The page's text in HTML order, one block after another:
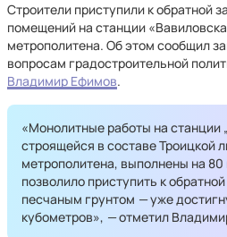
Строители приступили к обратной
помещений на станции
метрополитена. Об этом сообщил
вопросам градостроительной
Владимир Ефимов.
«Монолитные работы на станции
строящейся в составе Троицкой
метрополитена, выполнены на
позволило приступить к
песчаным грунтом —уже
кубометров», —отметил